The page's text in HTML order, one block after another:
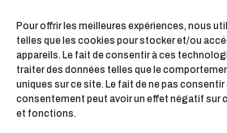
Pour offrir les meilleures expériences, nous
telles que les cookies pour stocker et/ou
appareils. Le fait de consentir à ces
traiter des données telles que le
uniques sur ce site. Le fait de ne pas consentir
consentement peut avoir un effet négatif sur
et fonctions.
octobre 2016
septembre 2016